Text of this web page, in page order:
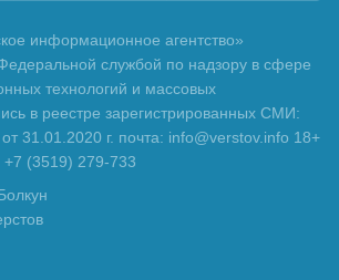
информационное агентство»
службой по надзору в сфере
технологий и массовых
в реестре зарегистрированных СМИ:
31.01.2020 г. почта: info@verstov.info 18+
(3519) 279-733